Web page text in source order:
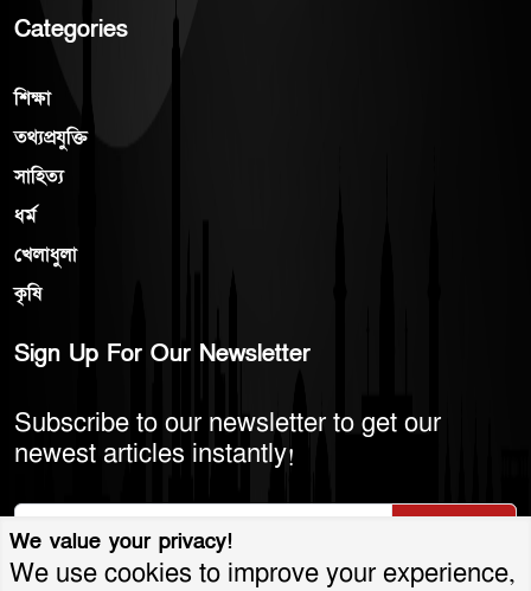
Categories
শিক্ষা
তথ্যপ্রযুক্তি
সাহিত্য
ধর্ম
খেলাধুলা
কৃষি
Sign Up For Our Newsletter
Subscribe to our newsletter to get our
newest articles instantly!
We value your privacy!
We use cookies to improve your experience,